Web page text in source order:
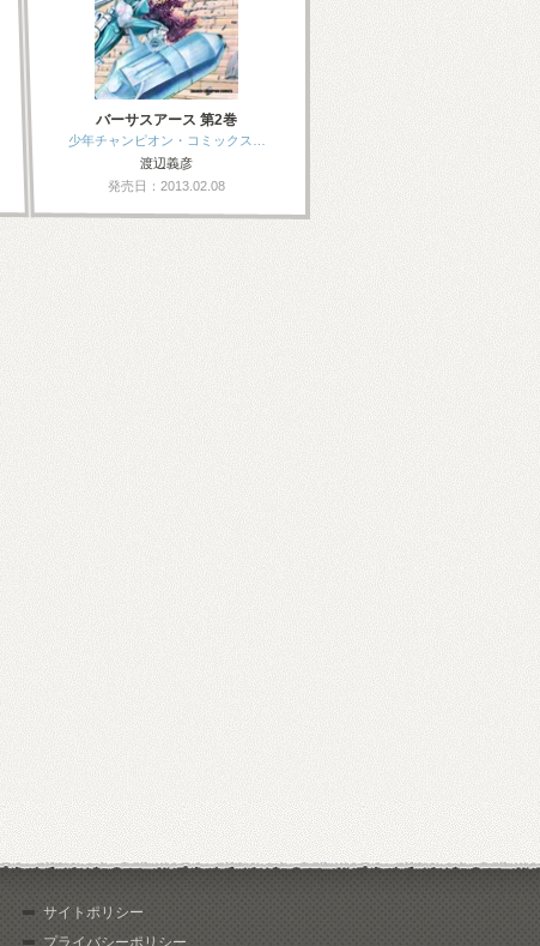
バーサスアース 第2巻
少年チャンピオン・コミックス…
渡辺義彦
発売日：2013.02.08
サイトポリシー
プライバシーポリシー